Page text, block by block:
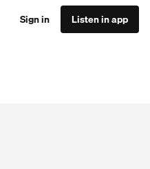
Sign in Listen in app